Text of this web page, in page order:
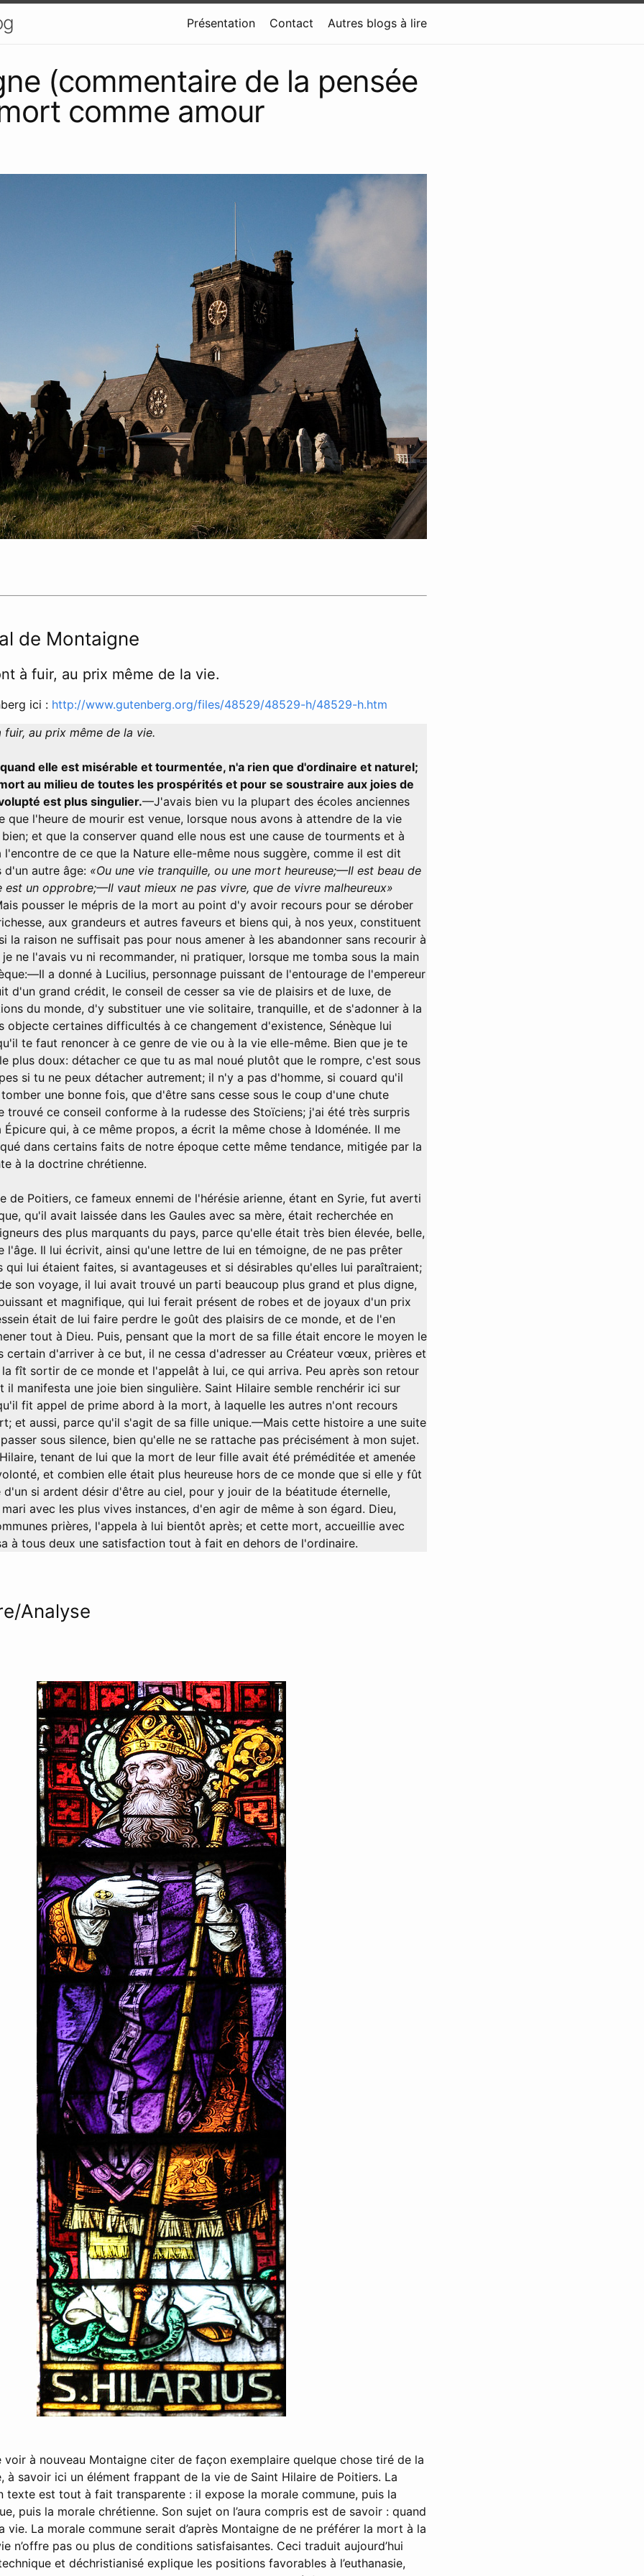
Présentation Contact Autres blogs à lire
(commentaire de la pensée
comme amour
de Montaigne
à fuir, au prix même de la vie.
ici : http://www.gutenberg.org/files/48529/48529-h/48529-h.htm
au prix même de la vie.
elle est misérable et tourmentée, n'a rien que d'ordinaire et naturel;
au milieu de toutes les prospérités et pour se soustraire aux joies de
est plus singulier.—J'avais bien vu la plupart des écoles anciennes
que l'heure de mourir est venue, lorsque nous avons à attendre de la vie
et que la conserver quand elle nous est une cause de tourments et à
l'encontre de ce que la Nature elle-même nous suggère, comme il est dit
d'un autre âge: «Ou une vie tranquille, ou une mort heureuse;—Il est beau de
est un opprobre;—Il vaut mieux ne pas vivre, que de vivre malheureux»
pousser le mépris de la mort au point d'y avoir recours pour se dérober
aux grandeurs et autres faveurs et biens qui, à nos yeux, constituent
la raison ne suffisait pas pour nous amener à les abandonner sans recourir à
ne l'avais vu ni recommander, ni pratiquer, lorsque me tomba sous la main
a donné à Lucilius, personnage puissant de l'entourage de l'empereur
d'un grand crédit, le conseil de cesser sa vie de plaisirs et de luxe, de
du monde, d'y substituer une vie solitaire, tranquille, et de s'adonner à la
objecte certaines difficultés à ce changement d'existence, Sénèque lui
te faut renoncer à ce genre de vie ou à la vie elle-même. Bien que je te
plus doux: détacher ce que tu as mal noué plutôt que le rompre, c'est sous
si tu ne peux détacher autrement; il n'y a pas d'homme, si couard qu'il
une bonne fois, que d'être sans cesse sous le coup d'une chute
trouvé ce conseil conforme à la rudesse des Stoïciens; j'ai été très surpris
qui, à ce même propos, a écrit la même chose à Idoménée. Il me
dans certains faits de notre époque cette même tendance, mitigée par la
à la doctrine chrétienne.
de Poitiers, ce fameux ennemi de l'hérésie arienne, étant en Syrie, fut averti
qu'il avait laissée dans les Gaules avec sa mère, était recherchée en
des plus marquants du pays, parce qu'elle était très bien élevée, belle,
l'âge. Il lui écrivit, ainsi qu'une lettre de lui en témoigne, de ne pas prêter
lui étaient faites, si avantageuses et si désirables qu'elles lui paraîtraient;
son voyage, il lui avait trouvé un parti beaucoup plus grand et plus digne,
et magnifique, qui lui ferait présent de robes et de joyaux d'un prix
était de lui faire perdre le goût des plaisirs de ce monde, et de l'en
tout à Dieu. Puis, pensant que la mort de sa fille était encore le moyen le
certain d'arriver à ce but, il ne cessa d'adresser au Créateur vœux, prières et
fît sortir de ce monde et l'appelât à lui, ce qui arriva. Peu après son retour
il manifesta une joie bien singulière. Saint Hilaire semble renchérir ici sur
fit appel de prime abord à la mort, à laquelle les autres n'ont recours
et aussi, parce qu'il s'agit de sa fille unique.—Mais cette histoire a une suite
sous silence, bien qu'elle ne se rattache pas précisément à mon sujet.
tenant de lui que la mort de leur fille avait été préméditée et amenée
et combien elle était plus heureuse hors de ce monde que si elle y fût
d'un si ardent désir d'être au ciel, pour y jouir de la béatitude éternelle,
avec les plus vives instances, d'en agir de même à son égard. Dieu,
prières, l'appela à lui bientôt après; et cette mort, accueillie avec
à tous deux une satisfaction tout à fait en dehors de l'ordinaire.
Analyse
voir à nouveau Montaigne citer de façon exemplaire quelque chose tiré de la
à savoir ici un élément frappant de la vie de Saint Hilaire de Poitiers. La
texte est tout à fait transparente : il expose la morale commune, puis la
puis la morale chrétienne. Son sujet on l’aura compris est de savoir : quand
vie. La morale commune serait d’après Montaigne de ne préférer la mort à la
n’offre pas ou plus de conditions satisfaisantes. Ceci traduit aujourd’hui
et déchristianisé explique les positions favorables à l’euthanasie,